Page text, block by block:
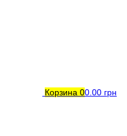
Корзина 00.00 грн